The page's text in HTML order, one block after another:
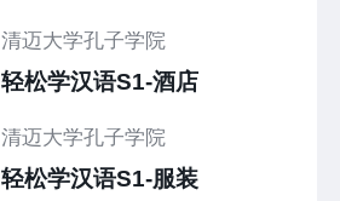
清迈大学孔子学院
轻松学汉语S1-酒店
清迈大学孔子学院
轻松学汉语S1-服装